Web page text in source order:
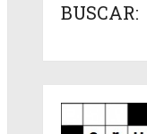
BUSCAR: